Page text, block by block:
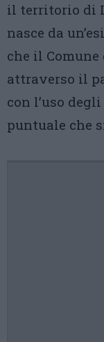
il territorio di
nasce da
che il
attraverso il
con l’uso
puntuale che